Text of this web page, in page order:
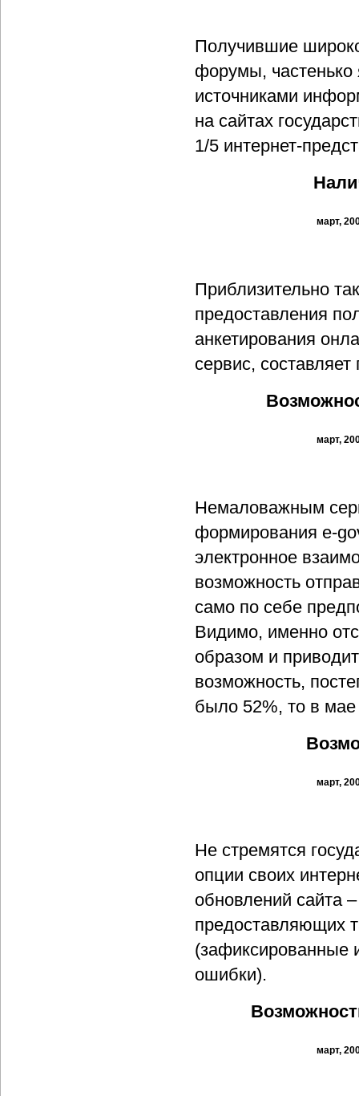
Получившие
форумы,
источниками
на сайтах
1/5 интернет-
март,
Приблизительно
предоставления
анкетирования
сервис,
март,
Немаловажным
формирования e-
электронное
возможность
само по себе
Видимо, именно
образом и
возможность,
было 52%, то в мае
март,
Не стремятся
опции своих
обновлений сайта
предоставляющих
(зафиксированные
ошибки).
март,